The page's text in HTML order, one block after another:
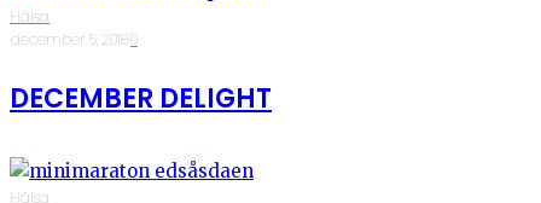
Hälsa
·december 5, 2018·0
DECEMBER DELIGHT
Hälsa